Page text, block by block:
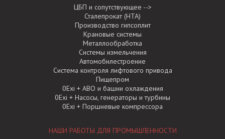
ЦБП и сопутствующее -->
Сталепрокат (НТА)
Производство гипсоплит
Крановые системы
Металлообработка
Системы измельчения
Автомобилестроение
Система контроля лифтового привода
Пищепром
0Exi + АВО и башни охлаждения
0Exi + Насосы, генераторы и турбины
0Exi + Поршневые компрессора
НАШИ РАБОТЫ ДЛЯ ПРОМЫШЛЕННОСТИ